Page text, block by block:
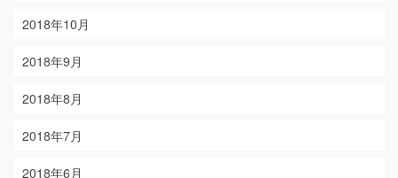
2018年10月
2018年9月
2018年8月
2018年7月
2018年6月